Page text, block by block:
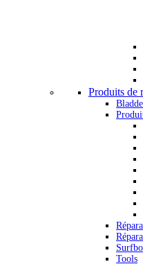
Produits de
Tools